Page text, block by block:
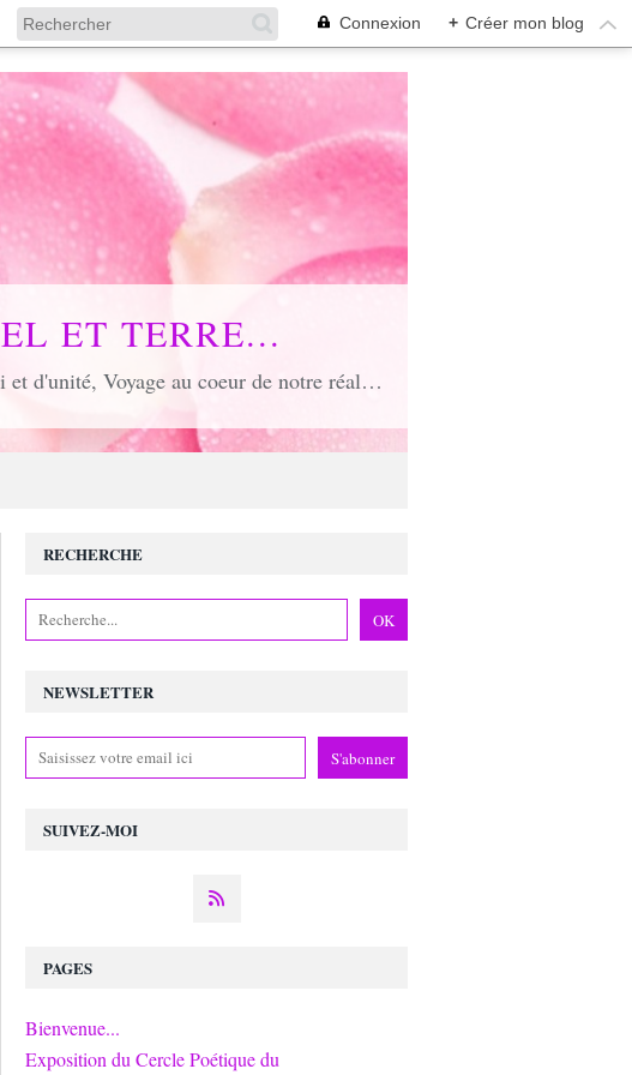
Connexion + Créer mon blog
ET TERRE...
Voyage poétique où toute âme est conviée, Voyage inspirant et inspiré, Voyage en soi et d'unité, Voyage au coeur de notre réalité...
NEWSLETTER
SUIVEZ-MOI
RECHERCHE
PAGES
Bienvenue...
Exposition du Cercle Poétique du